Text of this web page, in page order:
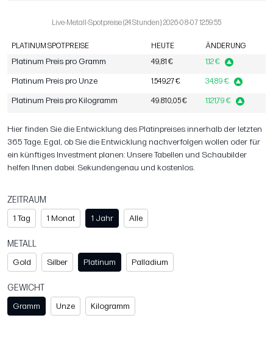
Live-Metall-Spotpreise (24 Stunden): 2026-08-07 12:59:55
PLATINUM SPOTPREISE HEUTE ÄNDERUNG
Platinum Preis pro Gramm 49,81 € 1,12 €
Platinum Preis pro Unze 1.549,27 € 34,89 €
Platinum Preis pro Kilogramm 49.810,05 € 1.121,79 €
Hier finden Sie die Entwicklung des Platinpreises innerhalb der letzten
365 Tage. Egal, ob Sie die Entwicklung nachverfolgen wollen oder für
ein künftiges Investment planen: Unsere Tabellen und Schaubilder
helfen Ihnen dabei. Sekundengenau und kostenlos.
ZEITRAUM
1 Tag
1 Monat 1 Jahr Alle
METALL
Gold
Silber Platinum Palladium
GEWICHT
Gramm
Unze Kilogramm